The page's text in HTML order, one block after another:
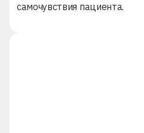
самочувствия пациента.